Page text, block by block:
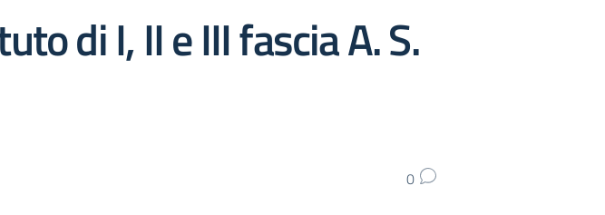
di I, II e III fascia A. S.
0